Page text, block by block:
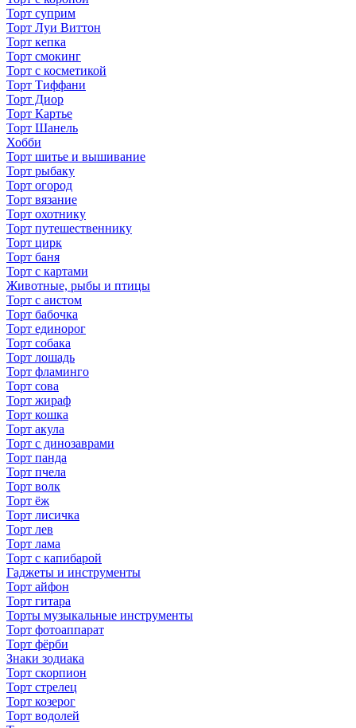
Торт суприм
Торт Луи Виттон
Торт кепка
Торт смокинг
Торт с косметикой
Торт Тиффани
Торт Диор
Торт Картье
Торт Шанель
Хобби
Торт шитье и вышивание
Торт рыбаку
Торт огород
Торт вязание
Торт охотнику
Торт путешественнику
Торт цирк
Торт баня
Торт с картами
Животные, рыбы и птицы
Торт с аистом
Торт бабочка
Торт единорог
Торт собака
Торт лошадь
Торт фламинго
Торт сова
Торт жираф
Торт кошка
Торт акула
Торт с динозаврами
Торт панда
Торт пчела
Торт волк
Торт ёж
Торт лисичка
Торт лев
Торт лама
Торт с капибарой
Гаджеты и инструменты
Торт айфон
Торт гитара
Торты музыкальные инструменты
Торт фотоаппарат
Торт фёрби
Знаки зодиака
Торт скорпион
Торт стрелец
Торт козерог
Торт водолей